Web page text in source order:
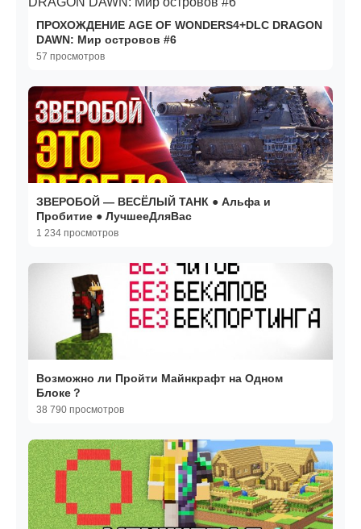
ПРОХОЖДЕНИЕ AGE OF WONDERS4+DLC DRAGON
DAWN: Мир островов #6
57 просмотров
ЗВЕРОБОЙ — ВЕСЁЛЫЙ ТАНК ● Альфа и
Пробитие ● ЛучшееДляВас
1 234 просмотров
Возможно ли Пройти Майнкрафт на Одном
Блоке？
38 790 просмотров